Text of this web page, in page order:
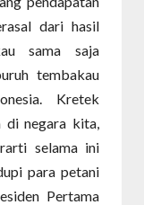
dari hasil
sama saja
tembakau
Kretek
di negara kita,
selama ini
para petani
Pertama